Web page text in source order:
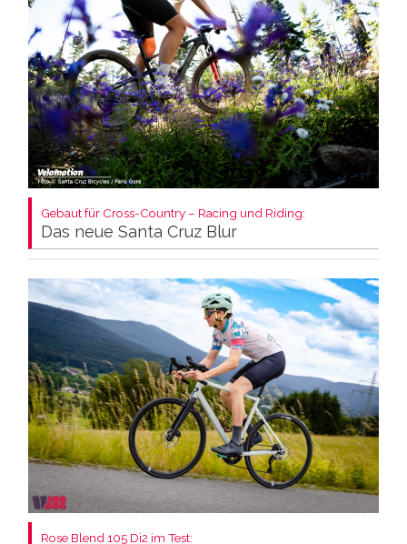
Gebaut für Cross-Country – Racing und Riding:
Das neue Santa Cruz Blur
Rose Blend 105 Di2 im Test: